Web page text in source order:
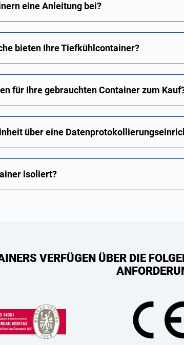
eine Anleitung bei?
bieten Ihre Tiefkühlcontainer?
für Ihre gebrauchten Container zum
über eine
isoliert?
VERFÜGEN ÜBER DIE